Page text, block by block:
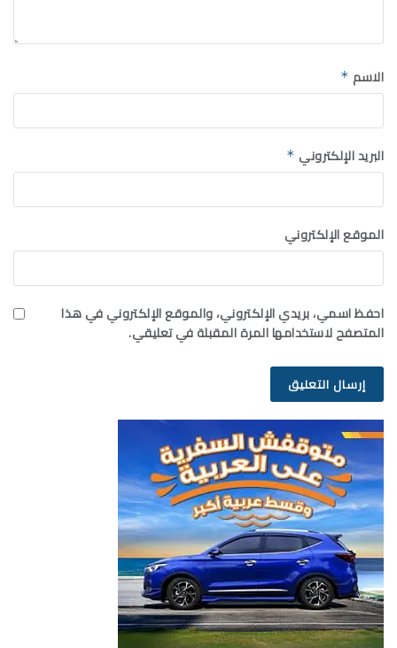
الاسم *
البريد الإلكتروني *
الموقع الإلكتروني
احفظ اسمي، بريدي الإلكتروني، والموقع الإلكتروني في هذا
المتصفح لاستخدامها المرة المقبلة في تعليقي.